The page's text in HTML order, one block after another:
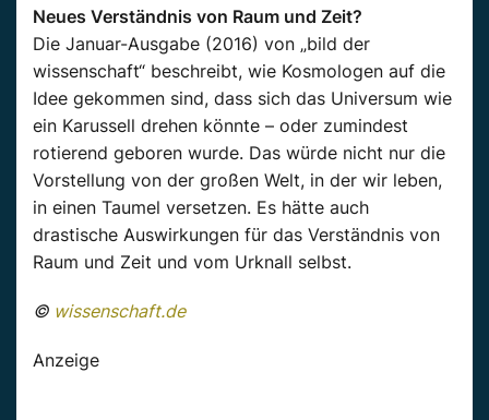
Neues Verständnis von Raum und Zeit?
Die Januar-Ausgabe (2016) von „bild der
wissenschaft“ beschreibt, wie Kosmologen auf die
Idee gekommen sind, dass sich das Universum wie
ein Karussell drehen könnte – oder zumindest
rotierend geboren wurde. Das würde nicht nur die
Vorstellung von der großen Welt, in der wir leben,
in einen Taumel versetzen. Es hätte auch
drastische Auswirkungen für das Verständnis von
Raum und Zeit und vom Urknall selbst.
© wissenschaft.de
Anzeige